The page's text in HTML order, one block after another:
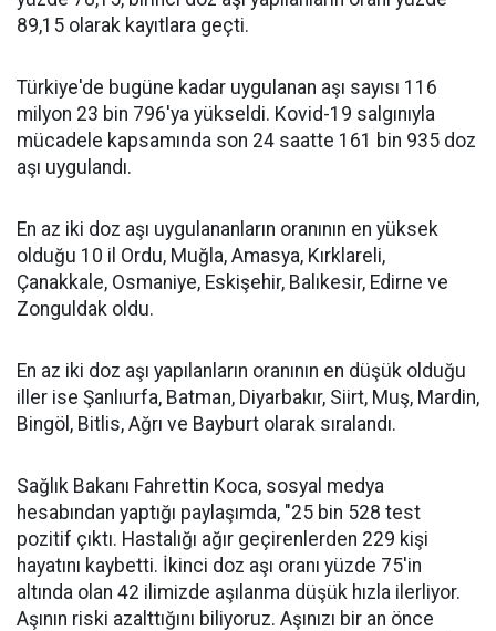
89,15 olarak kayıtlara geçti.
Türkiye'de bugüne kadar uygulanan aşı sayısı 116
milyon 23 bin 796'ya yükseldi. Kovid-19 salgınıyla
mücadele kapsamında son 24 saatte 161 bin 935 doz
aşı uygulandı.
En az iki doz aşı uygulananların oranının en yüksek
olduğu 10 il Ordu, Muğla, Amasya, Kırklareli,
Çanakkale, Osmaniye, Eskişehir, Balıkesir, Edirne ve
Zonguldak oldu.
En az iki doz aşı yapılanların oranının en düşük olduğu
iller ise Şanlıurfa, Batman, Diyarbakır, Siirt, Muş, Mardin,
Bingöl, Bitlis, Ağrı ve Bayburt olarak sıralandı.
Sağlık Bakanı Fahrettin Koca, sosyal medya
hesabından yaptığı paylaşımda, "25 bin 528 test
pozitif çıktı. Hastalığı ağır geçirenlerden 229 kişi
hayatını kaybetti. İkinci doz aşı oranı yüzde 75'in
altında olan 42 ilimizde aşılanma düşük hızla ilerliyor.
Aşının riski azalttığını biliyoruz. Aşınızı bir an önce